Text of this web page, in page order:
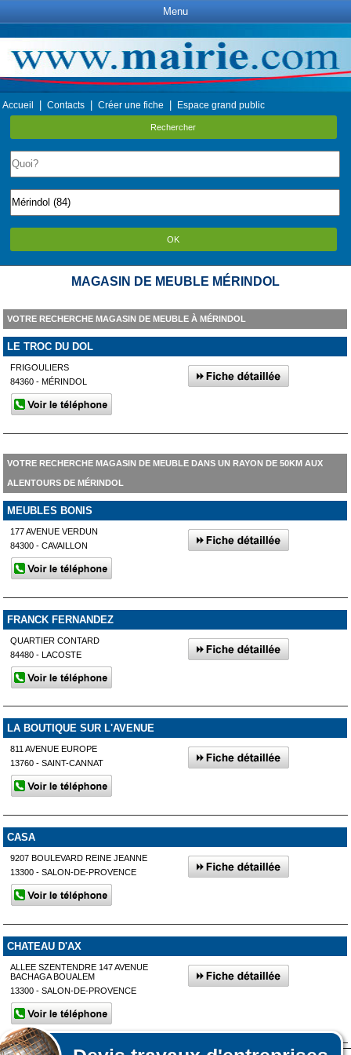
Menu
Accueil Contacts Créer une fiche Espace grand public
Rechercher
OK
MAGASIN DE MEUBLE MÉRINDOL
VOTRE RECHERCHE MAGASIN DE MEUBLE À MÉRINDOL
LE TROC DU DOL
FRIGOULIERS
84360 - MÉRINDOL
VOTRE RECHERCHE MAGASIN DE MEUBLE DANS UN RAYON DE 50KM AUX
ALENTOURS DE MÉRINDOL
MEUBLES BONIS
177 AVENUE VERDUN
84300 - CAVAILLON
FRANCK FERNANDEZ
QUARTIER CONTARD
84480 - LACOSTE
LA BOUTIQUE SUR L'AVENUE
811 AVENUE EUROPE
13760 - SAINT-CANNAT
CASA
9207 BOULEVARD REINE JEANNE
13300 - SALON-DE-PROVENCE
CHATEAU D'AX
ALLEE SZENTENDRE 147 AVENUE
BACHAGA BOUALEM
13300 - SALON-DE-PROVENCE